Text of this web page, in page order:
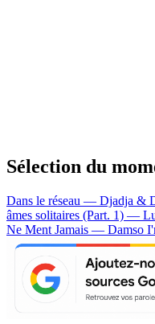
Sélection du
Dans le réseau — Djadja &
âmes solitaires (Part. 1) —
Ne Ment Jamais — Damso